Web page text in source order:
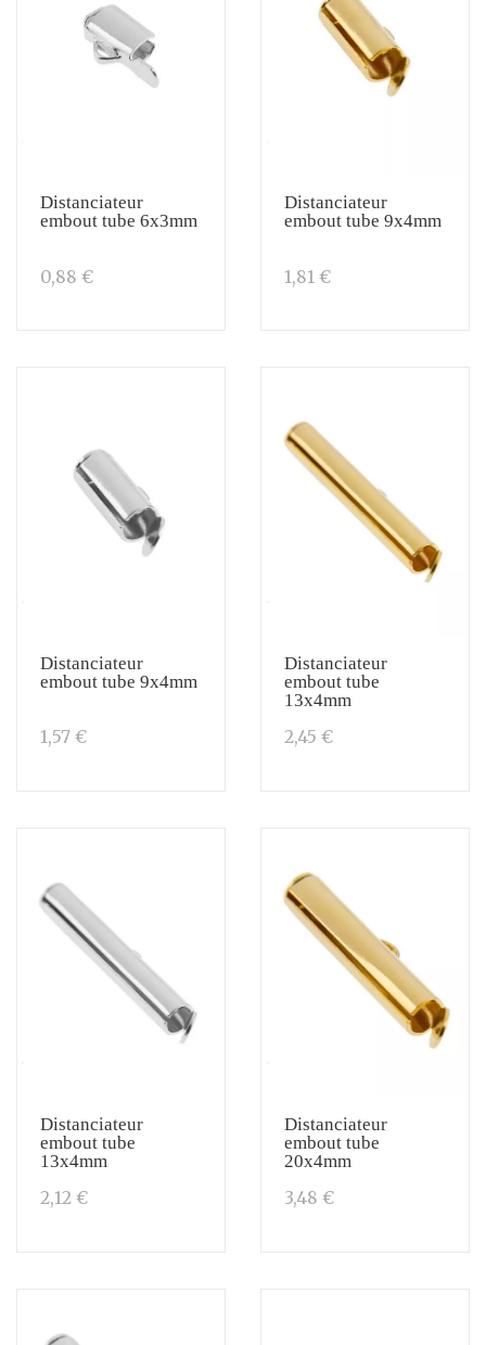
Distanciateur
embout tube 6x3mm
0,88 €
Distanciateur
embout tube 9x4mm
1,81 €
Distanciateur
embout tube 9x4mm
1,57 €
Distanciateur
embout tube
13x4mm
2,45 €
Distanciateur
embout tube
13x4mm
2,12 €
Distanciateur
embout tube
20x4mm
3,48 €